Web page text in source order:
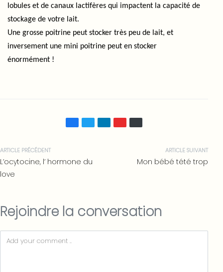
lobules et de canaux lactifères qui impactent la capacité de
stockage de votre lait.
Une grosse poitrine peut stocker très peu de lait, et
inversement une mini poitrine peut en stocker
énormément !
ARTICLE PRÉCÉDENT
L’ocytocine, l’ hormone du
love
ARTICLE SUIVANT
Mon bébé tété trop
Rejoindre la conversation